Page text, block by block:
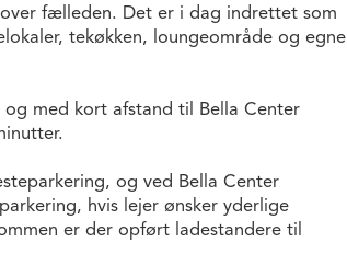
fælleden. Det er i dag indrettet som
tekøkken, loungeområde og egne
med kort afstand til Bella Center
og ved Bella Center
hvis lejer ønsker yderlige
er der opført ladestandere til